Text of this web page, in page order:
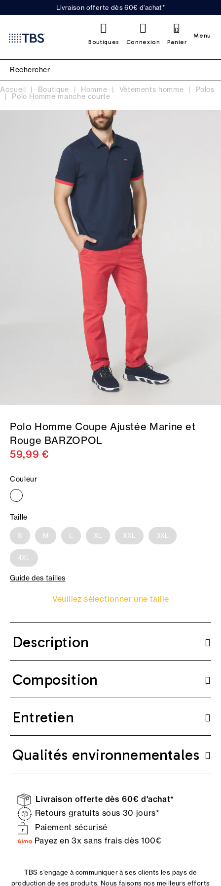
Livraison offerte dès 60€ d'achat*
Boutiques Connexion Panier
0
Menu
Accueil Boutique Homme Vêtements homme Polos
Polo Homme manche courte
Polo Homme Coupe Ajustée Marine et
Rouge BARZOPOL
59,99 €
Couleur
Taille
S M L XL XXL 3XL
4XL
Guide des tailles
Veuillez sélectionner une taille
Description
Composition
Entretien
Qualités environnementales
Livraison offerte dès 60€ d'achat*
Retours gratuits sous 30 jours*
Paiement sécurisé
Payez en 3x sans frais dès 100€
TBS s'engage à communiquer à ses clients les pays de
production de ses produits. Nous faisons nos meilleurs efforts